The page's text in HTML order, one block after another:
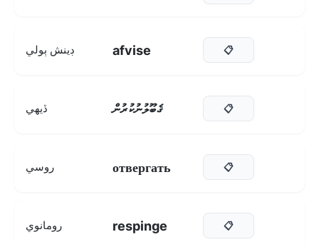
ڊينش ٻولي afvise 📋
ڏيهي ޤަބޫލުނުކުރުން 📋
روسي отвергать 📋
رومانوي respinge 📋